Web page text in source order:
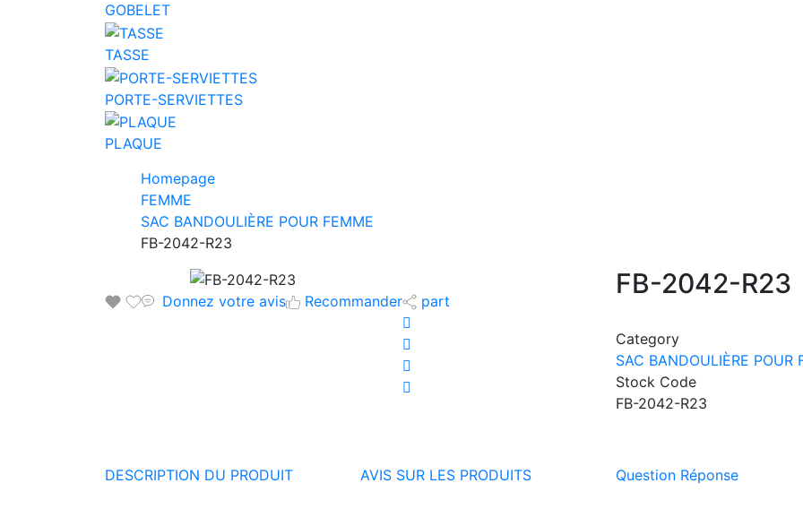
GOBELET
TASSE
PORTE-SERVIETTES
PLAQUE
Homepage
FEMME
SAC BANDOULIÈRE POUR FEMME
FB-2042-R23
Donnez votre avis Recommander part
FB-2042-R23
Category
SAC BANDOULIÈRE POUR
Stock Code
FB-2042-R23
DESCRIPTION DU PRODUIT AVIS SUR LES PRODUITS Question Réponse